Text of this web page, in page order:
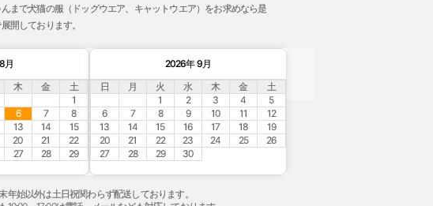
まで犬猫の服（ドッグウエア、キャットウエア）をお求めなら是
開しております。
月
木 金
土
1
6 7
8
13 14
15
20 21
22
27 28
29
2026年 9月
日
月 火 水 木 金
土
1
2 3 4
5
6
7 8 9 10 11
12
13
14 15 16 17 18
19
20
21 22 23 24 25
26
27
28 29 30
年始以外は土日祝関わらず配送しております。